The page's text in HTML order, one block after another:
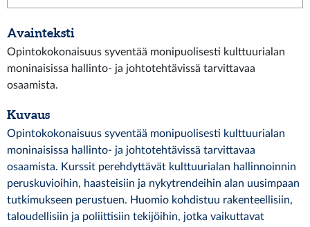
Avainteksti
Opintokokonaisuus syventää monipuolisesti kulttuurialan
moninaisissa hallinto- ja johtotehtävissä tarvittavaa
osaamista.
Kuvaus
Opintokokonaisuus syventää monipuolisesti kulttuurialan
moninaisissa hallinto- ja johtotehtävissä tarvittavaa
osaamista. Kurssit perehdyttävät kulttuurialan hallinnoinnin
peruskuvioihin, haasteisiin ja nykytrendeihin alan uusimpaan
tutkimukseen perustuen. Huomio kohdistuu rakenteellisiin,
taloudellisiin ja poliittisiin tekijöihin, jotka vaikuttavat